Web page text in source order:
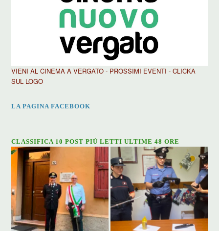
VIENI AL CINEMA A VERGATO - PROSSIMI EVENTI - CLICKA
SUL LOGO
LA PAGINA FACEBOOK
CLASSIFICA 10 POST PIÙ LETTI ULTIME 48 ORE